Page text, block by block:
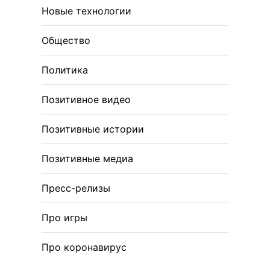
Новые технологии
Общество
Политика
Позитивное видео
Позитивные истории
Позитивные медиа
Пресс-релизы
Про игры
Про коронавирус